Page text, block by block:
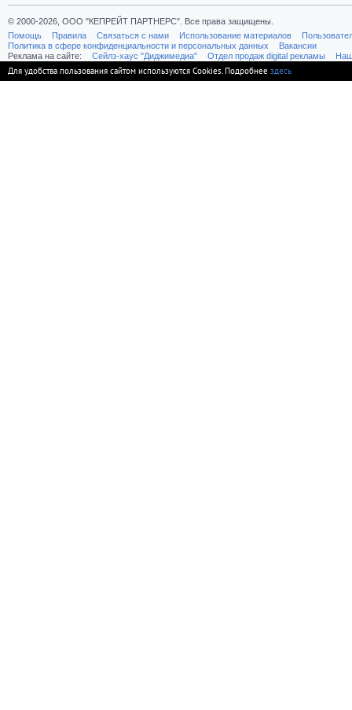
© 2000-2026, ООО "КЕПРЕЙТ ПАРТНЕРС". Все права защищены.
Помощь
Правила Связаться с нами Использование материалов
Политика в сфере конфиденциальности и персональных данных
Вакансии
Реклама на сайте:
Cейлз-хаус "Диджимедиа" Отдел продаж digital рекламы
Для удобства пользования сайтом используются Cookies. Подробнее здесь